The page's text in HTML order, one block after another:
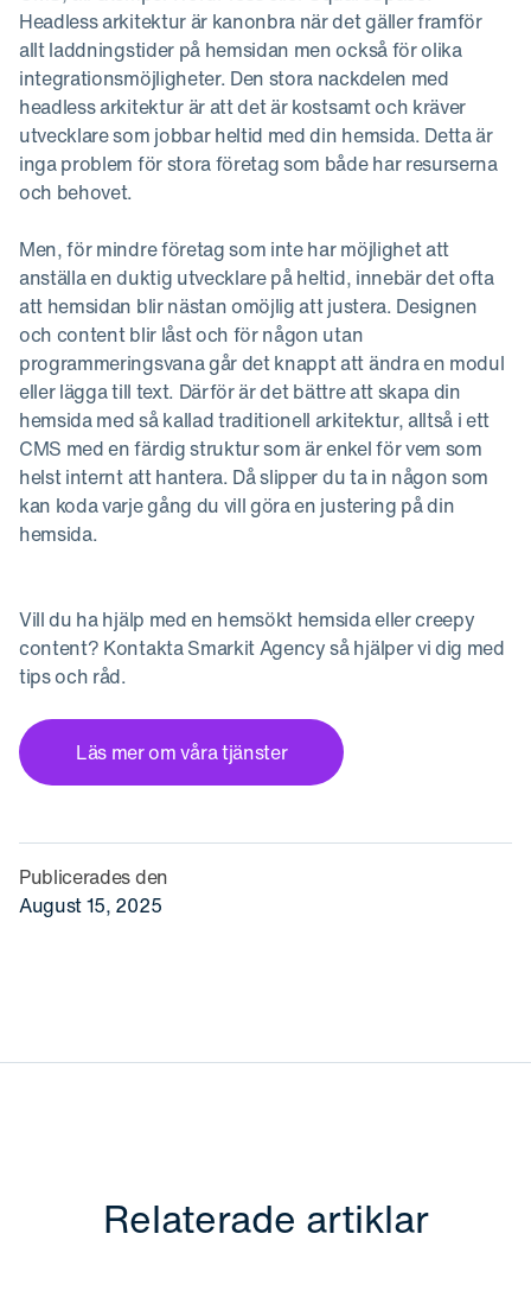
Headless arkitektur är kanonbra när det gäller framför
allt laddningstider på hemsidan men också för olika
integrationsmöjligheter. Den stora nackdelen med
headless arkitektur är att det är kostsamt och kräver
utvecklare som jobbar heltid med din hemsida. Detta är
inga problem för stora företag som både har resurserna
och behovet.
Men, för mindre företag som inte har möjlighet att
anställa en duktig utvecklare på heltid, innebär det ofta
att hemsidan blir nästan omöjlig att justera. Designen
och content blir låst och för någon utan
programmeringsvana går det knappt att ändra en modul
eller lägga till text. Därför är det bättre att skapa din
hemsida med så kallad traditionell arkitektur, alltså i ett
CMS med en färdig struktur som är enkel för vem som
helst internt att hantera. Då slipper du ta in någon som
kan koda varje gång du vill göra en justering på din
hemsida.
Vill du ha hjälp med en hemsökt hemsida eller creepy
content? Kontakta Smarkit Agency så hjälper vi dig med
tips och råd.
Läs mer om våra tjänster
Publicerades den
August 15, 2025
Relaterade artiklar